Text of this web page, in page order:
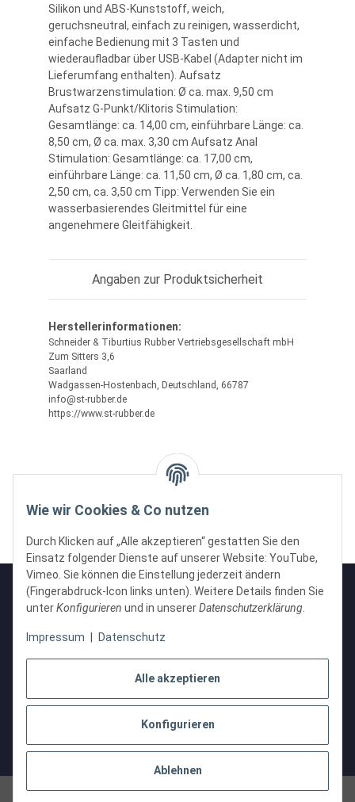
Alle akzeptieren
Konfigurieren
Ablehnen
Wie wir Cookies & Co nutzen
Durch Klicken auf „Alle akzeptieren“ gestatten Sie den
Einsatz folgender Dienste auf unserer Website: YouTube,
Vimeo. Sie können die Einstellung jederzeit ändern
(Fingerabdruck-Icon links unten). Weitere Details finden Sie
unterKonfigurieren und in unsererDatenschutzerklärung.
Impressum Datenschutz
Silikon und ABS-Kunststoff, weich,
geruchsneutral, einfach zu reinigen, wasserdicht,
einfache Bedienung mit 3 Tasten und
wiederaufladbar über USB-Kabel (Adapter nicht im
Lieferumfang enthalten). Aufsatz
Brustwarzenstimulation: Ø ca. max. 9,50 cm
Aufsatz G-Punkt/Klitoris Stimulation:
Gesamtlänge: ca. 14,00 cm, einführbare Länge: ca.
8,50 cm, Ø ca. max. 3,30 cm Aufsatz Anal
Stimulation: Gesamtlänge: ca. 17,00 cm,
einführbare Länge: ca. 11,50 cm, Ø ca. 1,80 cm, ca.
2,50 cm, ca. 3,50 cm Tipp: Verwenden Sie ein
wasserbasierendes Gleitmittel für eine
angenehmere Gleitfähigkeit.
Angaben zur Produktsicherheit
Herstellerinformationen:
Schneider & Tiburtius Rubber Vertriebsgesellschaft mbH
Zum Sitters 3,6
Saarland
Wadgassen-Hostenbach, Deutschland, 66787
info@st-rubber.de
https://www.st-rubber.de
Vertrag widerrufen
* Alle Preise inkl. gesetzlicher USt., zzgl.Versand